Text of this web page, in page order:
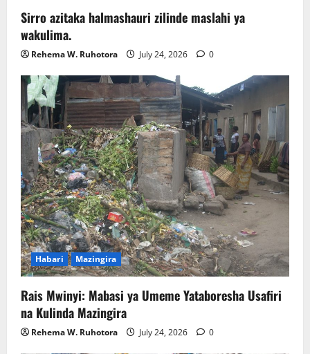
Sirro azitaka halmashauri zilinde maslahi ya
wakulima.
Rehema W. Ruhotora July 24, 2026 0
Habari Mazingira
Rais Mwinyi: Mabasi ya Umeme Yataboresha Usafiri
na Kulinda Mazingira
Rehema W. Ruhotora July 24, 2026 0